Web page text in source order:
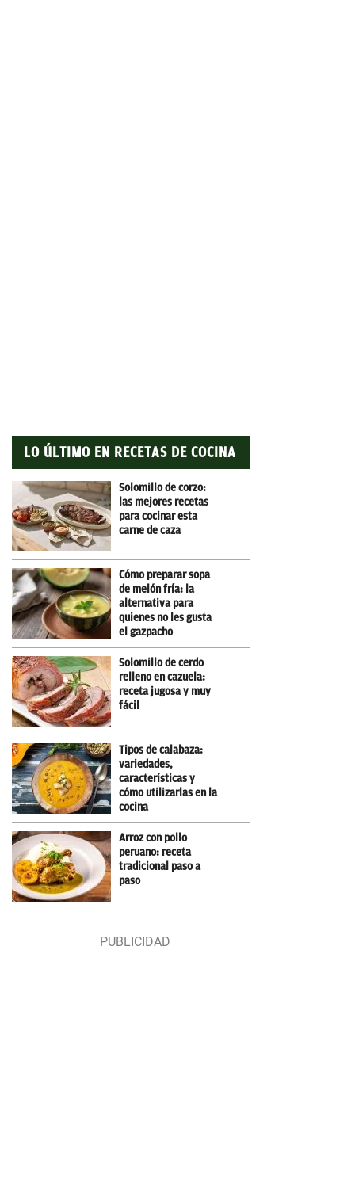
LO ÚLTIMO EN RECETAS DE COCINA
Solomillo de corzo:
las mejores recetas
para cocinar esta
carne de caza
Cómo preparar sopa
de melón fría: la
alternativa para
quienes no les gusta
el gazpacho
Solomillo de cerdo
relleno en cazuela:
receta jugosa y muy
fácil
Tipos de calabaza:
variedades,
características y
cómo utilizarlas en la
cocina
Arroz con pollo
peruano: receta
tradicional paso a
paso